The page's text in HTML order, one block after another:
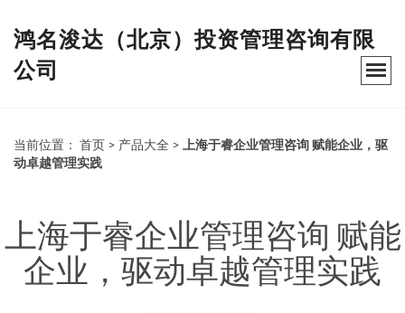
鸿名浚达（北京）投资管理咨询有限
公司
当前位置： 首页 > 产品大全 >
上海于睿企业管理咨询 赋能企业，驱
动卓越管理实践
上海于睿企业管理咨询 赋能
企业，驱动卓越管理实践